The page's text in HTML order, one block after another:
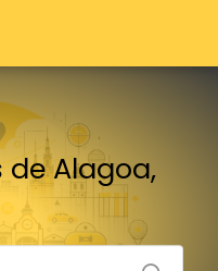
de Alagoa,